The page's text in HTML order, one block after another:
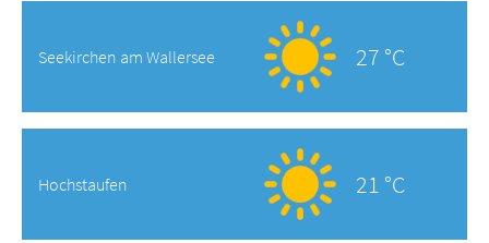
Seekirchen am Wallersee 27 °C
Hochstaufen 21 °C